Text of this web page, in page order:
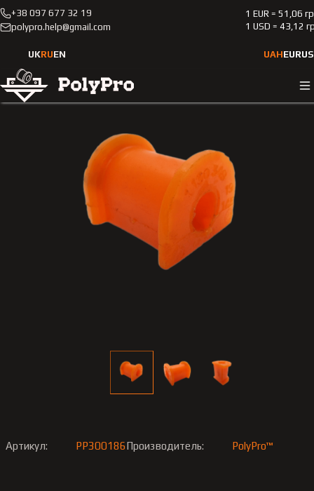
+38 097 677 32 19
polypro.help@gmail.com
1 EUR = 51,06
1 USD = 43,12
UKRUEN UAHEUR
Каталог Легковые автомобили
E30
Полиуретановая втулка заднего стабилизатора Bmw E30
1982-1994 1.6L
Артикул: PP300186Производитель: PolyPro™